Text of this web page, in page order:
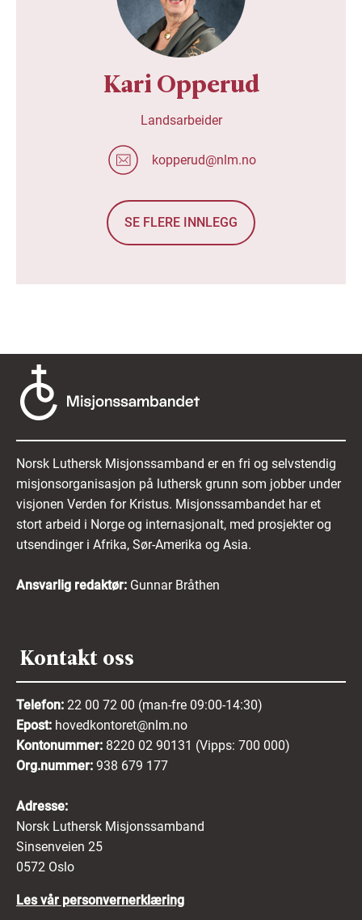
Kari Opperud
Landsarbeider
kopperud@nlm.no
SE FLERE INNLEGG
Norsk Luthersk Misjonssamband er en fri og selvstendig
misjonsorganisasjon på luthersk grunn som jobber under
visjonen Verden for Kristus. Misjonssambandet har et
stort arbeid i Norge og internasjonalt, med prosjekter og
utsendinger i Afrika, Sør-Amerika og Asia.
Ansvarlig redaktør: Gunnar Bråthen
Kontakt oss
Telefon: 22 00 72 00 (man-fre 09:00-14:30)
Epost: hovedkontoret@nlm.no
Kontonummer: 8220 02 90131 (Vipps: 700 000)
Org.nummer: 938 679 177
Adresse:
Norsk Luthersk Misjonssamband
Sinsenveien 25
0572 Oslo
Les vår personvernerklæring